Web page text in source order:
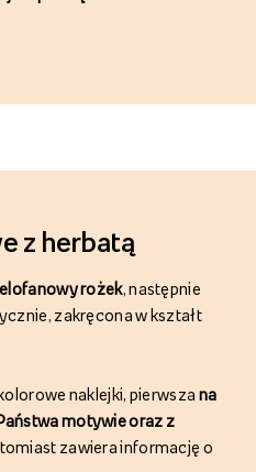
z herbatą
rożek, następnie
zakręcona w kształt
naklejki, pierwsza na
motywie oraz z
zawiera informację o